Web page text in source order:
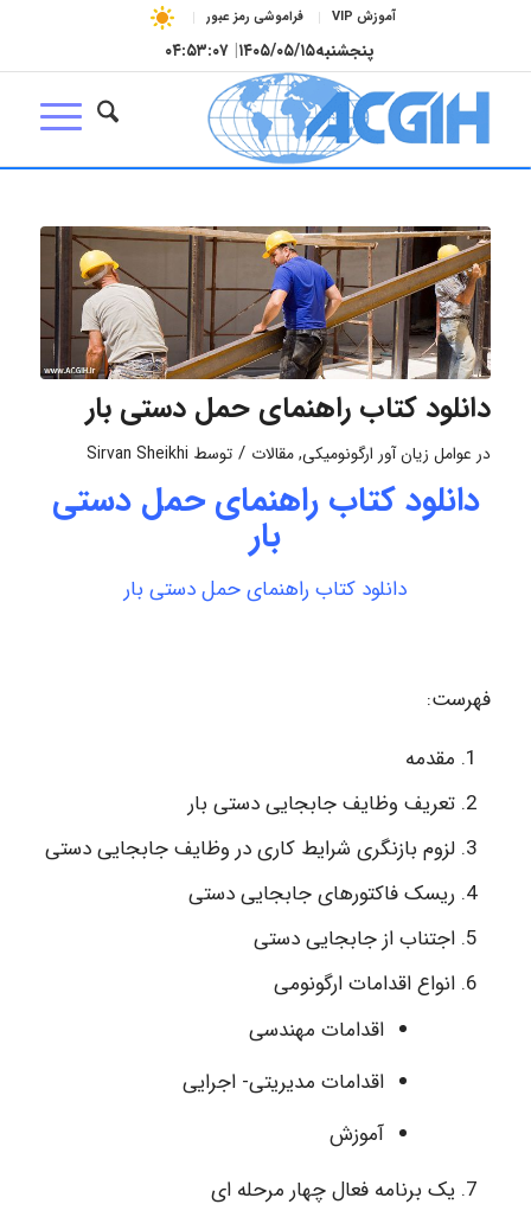
آموزش VIP فراموشی رمز عبور
پنجشنبه۱۴۰۵/۰۵/۱۵| ۰۴:۵۳:۰۸
دانلود کتاب راهنمای حمل دستی بار
در عوامل زیان آور ارگونومیکی,مقالات / توسط Sirvan Sheikhi
دانلود کتاب راهنمای حمل دستی
بار
دانلود کتاب راهنمای حمل دستی بار
فهرست:
مقدمه
تعریف وظایف جابجایی دستی بار
لزوم بازنگری شرایط کاری در وظایف جابجایی دستی
ریسک فاکتورهای جابجایی دستی
اجتناب از جابجایی دستی
انواع اقدامات ارگونومی
اقدامات مهندسی
اقدامات مدیریتی- اجرایی
آموزش
یک برنامه فعال چهار مرحله ای